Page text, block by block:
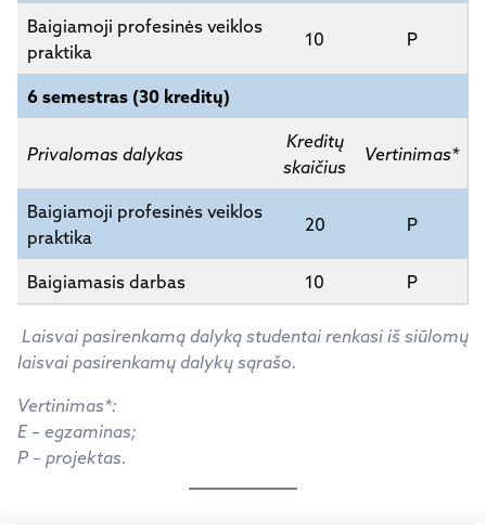
Baigiamoji profesinės veiklos
praktika
10 P
6 semestras (30 kreditų)
Privalomas dalykas
Kreditų
skaičius
Vertinimas*
Baigiamoji profesinės veiklos
praktika
20 P
Baigiamasis darbas 10 P
Laisvai pasirenkamą dalyką studentai renkasi iš siūlomų
laisvai pasirenkamų dalykų sąrašo.
Vertinimas*:
E – egzaminas;
P – projektas.